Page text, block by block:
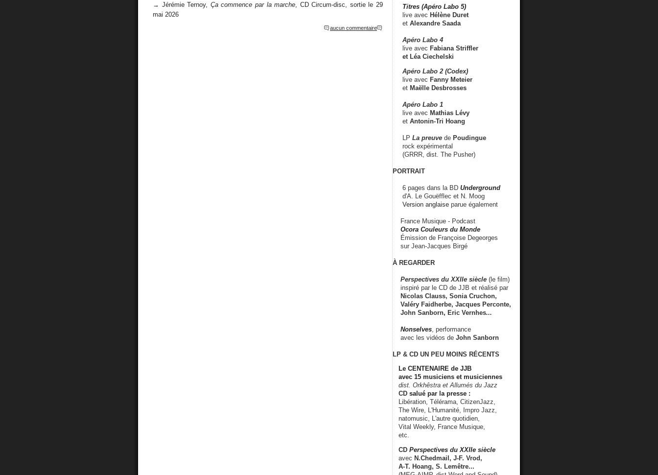
→ Jérémie Ternoy, Ça commence par la marche , CD Circum-disc, sortie le 29
mai 2026
aucun commentaire
Titres (Apéro Labo 5)
live avec Hélène Duret
et Alexandre Saada
Apéro Labo 4
live avec Fabiana Striffler
et Léa Ciechelski
Apéro Labo 2 (Codex)
live avec Fanny Meteier
et Maëlle Desbrosses
Apéro Labo 1
live avec Mathias Lévy
et Antonin-Tri Hoang
LP La preuve de Poudingue
rock expérimental
(GRRR, dist. The Pusher)
PORTRAIT
6 pages dans la BD Underground
d'A. Le Gouëfflec et N. Moog
Version anglaise parue également
France Musique - Podcast
Ocora Couleurs du Monde
Émission de Françoise Degeorges
sur Jean-Jacques Birgé
À REGARDER
Perspectives du XXIIe siècle (le film)
inspiré par le CD de JJB et réalisé par
Nicolas Clauss, Sonia Cruchon,
Valéry Faidherbe, Jacques Perconte,
John Sanborn, Eric Vernhes...
Nonselves , performance
avec les vidéos de John Sanborn
LP & CD UN PEU MOINS RÉCENTS
Le CENTENAIRE de JJB
avec 15 musiciens et musiciennes
dist. Orkhêstra et Allumés du Jazz
CD salué par la presse :
Libération, Télérama, CitizenJazz,
The Wire, L'Humanité, Impro Jazz,
natomusic, L'autre quotidien,
Vital Weekly, France Musique,
etc.
CD Perspectives du XXIIe siècle
avec N.Chedmail, J-F. Vrod,
A-T. Hoang, S. Lemêtre...